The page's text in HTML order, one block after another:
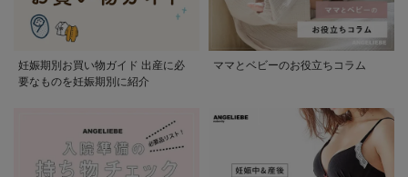
妊娠期別お買い物ガイド 出産に必
要なものを妊娠期別に紹介
ママとベビーのお役立ちコラム